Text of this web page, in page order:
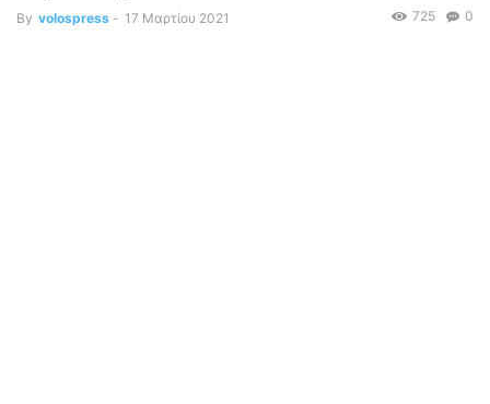
By volospress - 17 Μαρτίου 2021 0
725